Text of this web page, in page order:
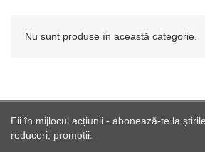
Nu sunt produse în această categorie.
Fii în mijlocul acțiunii - abonează-te la
reduceri, promotii.